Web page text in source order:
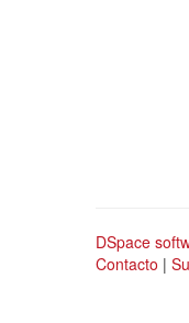
DSpace
Contacto |